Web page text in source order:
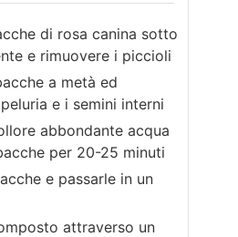
di rosa canina sotto
e rimuovere i piccioli
a metà ed
e i semini interni
abbondante acqua
per 20-25 minuti
e passarle in un
attraverso un